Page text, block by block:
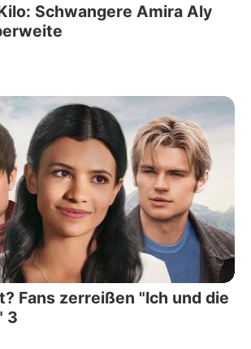
Schwangere Amira Aly
Fans zerreißen "Ich und die
3